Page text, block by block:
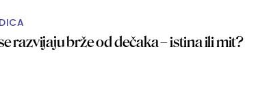
razvijaju brže od dečaka – istina ili mit?